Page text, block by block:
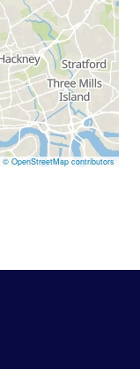
© OpenStreetMap contributors